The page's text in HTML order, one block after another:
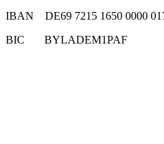
IBAN DE69 7215 1650 0000
BIC BYLADEM1PAF